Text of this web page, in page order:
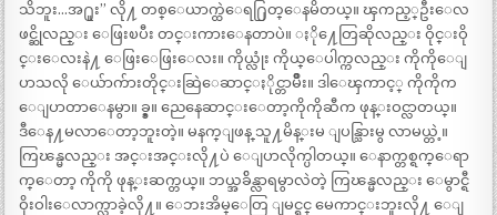
သိဘူး…အ႐ူး” လို႔ တစ္ေယာက္ထဲေရ႐ြတ္ေနမိတယ္။ ၾကည့္ဦးေလ
ဖင္ဆိုလည္း ေဖြးၿပီး တင္းကားေနတာပဲ။ ႏို႔ေတြဆိုလည္း ဝိုင္းဝို
င္းေလးနဲ႔ ေဖြးေဖြးေလး။ ကိုယ္လုံး ကိုယ္ေပါက္ကလည္း ကိုကိုေျ
ပာသလို ေယ်ာက်ားတိုင္းဆြဲေဆာင္ႏိုင္တာမ်ိဳး။ ဒါေၾကာင့္ ကိုကိုက
ေျပာတာေနမွာ။ ခ္ခ္။ ညေနေဆာင္းေတာ့ကိုကိုဆီက ဖုန္းဝင္လာတယ္။
ဒီေန႔မလာေတာ့ဘူးတဲ့။ မနက္ျဖန္ သူ႔မိန္းမ ျပန္သြားမွ လာမယ္တဲ့။
ကြၽန္မလည္း အင္းအင္းလို႔ပဲ ေျပာလိုက္ပါတယ္။ ေနာက္တစ္ရက္ေရာ
က္ေတာ့ ကိုကို ဖုန္းဆက္တယ္။ ဘယ္အခ်ိန္လာရမွာလဲတဲ့ ကြၽန္မလည္း ေမွာင္ရီ
ဝိုးဝါးေလာက္လာခဲ့လို႔။ ေဘးအိမ္ေတြ ျမင္ရင္ မေကာင္းဘူးလို႔ ေျ